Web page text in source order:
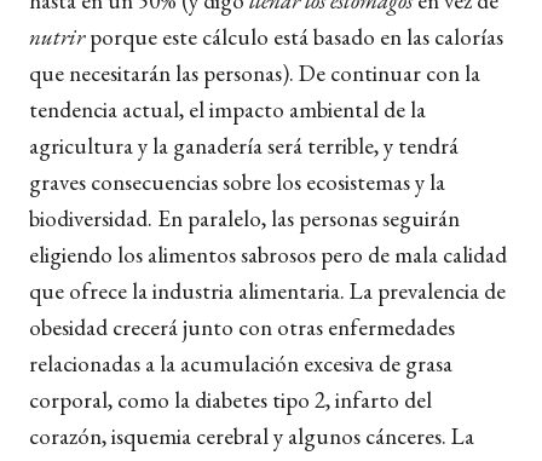
nutrirporque este cálculo está basado en las calorías
que necesitarán las personas). De continuar con la
tendencia actual, el impacto ambiental de la
agricultura y la ganadería será terrible, y tendrá
graves consecuencias sobre los ecosistemas y la
biodiversidad. En paralelo, las personas seguirán
eligiendo los alimentos sabrosos pero de mala calidad
que ofrece la industria alimentaria. La prevalencia de
obesidad crecerá junto con otras enfermedades
relacionadas a la acumulación excesiva de grasa
corporal, como la diabetes tipo 2, infarto del
corazón, isquemia cerebral y algunos cánceres. La